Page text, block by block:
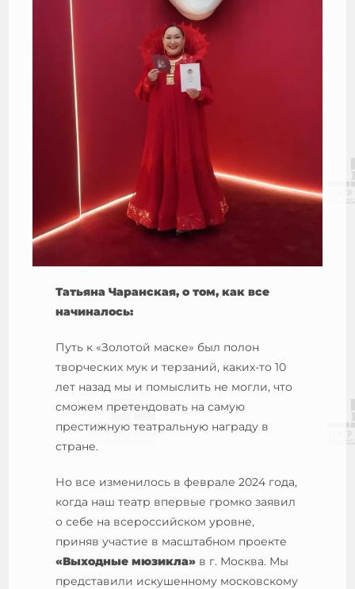
Татьяна Чаранская, о том, как все
начиналось:
Путь к «Золотой маске» был полон
творческих мук и терзаний, каких-то 10
лет назад мы и помыслить не могли, что
сможем претендовать на самую
престижную театральную награду в
стране.
Но все изменилось в феврале 2024 года,
когда наш театр впервые громко заявил
о себе на всероссийском уровне,
приняв участие в масштабном проекте
«Выходные мюзикла» в г. Москва. Мы
представили искушенному московскому